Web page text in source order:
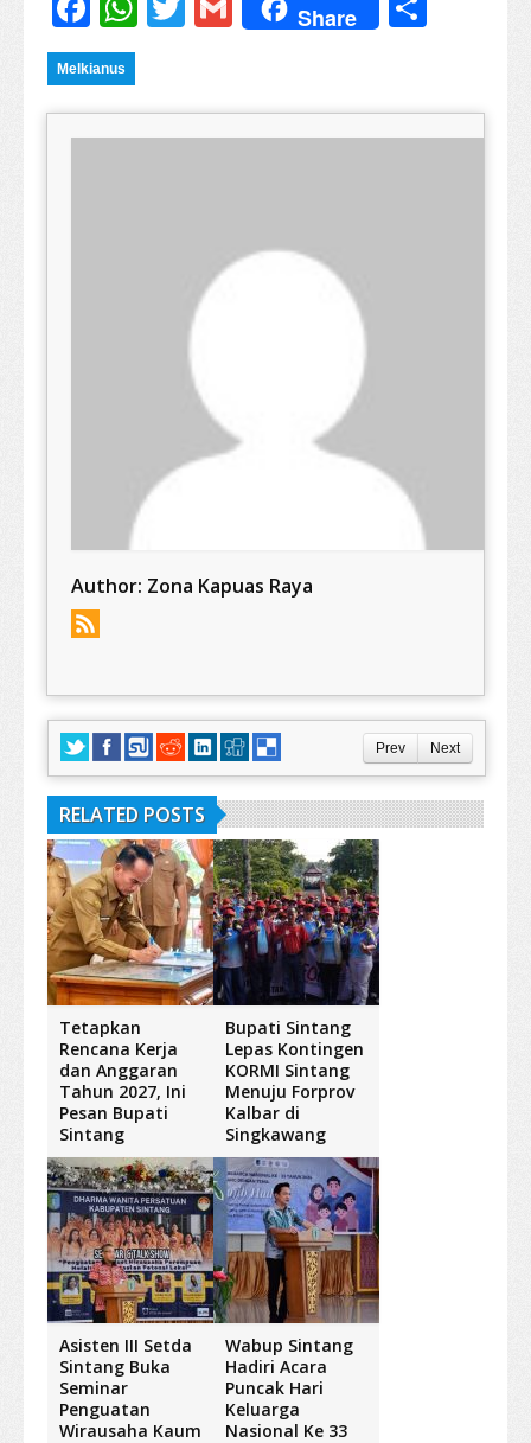
Share
Melkianus
Author: Zona Kapuas Raya
Prev Next
RELATED POSTS
Tetapkan
Rencana Kerja
dan Anggaran
Tahun 2027, Ini
Pesan Bupati
Sintang
Bupati Sintang
Lepas Kontingen
KORMI Sintang
Menuju Forprov
Kalbar di
Singkawang
Asisten III Setda
Sintang Buka
Seminar
Penguatan
Wirausaha Kaum
Wabup Sintang
Hadiri Acara
Puncak Hari
Keluarga
Nasional Ke 33